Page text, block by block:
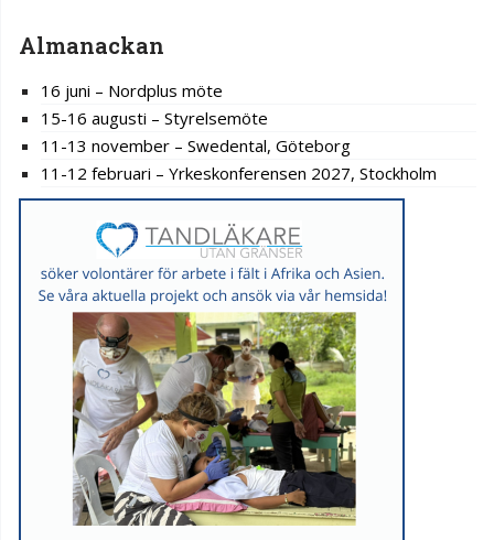
Almanackan
16 juni – Nordplus möte
15-16 augusti – Styrelsemöte
11-13 november – Swedental, Göteborg
11-12 februari – Yrkeskonferensen 2027, Stockholm